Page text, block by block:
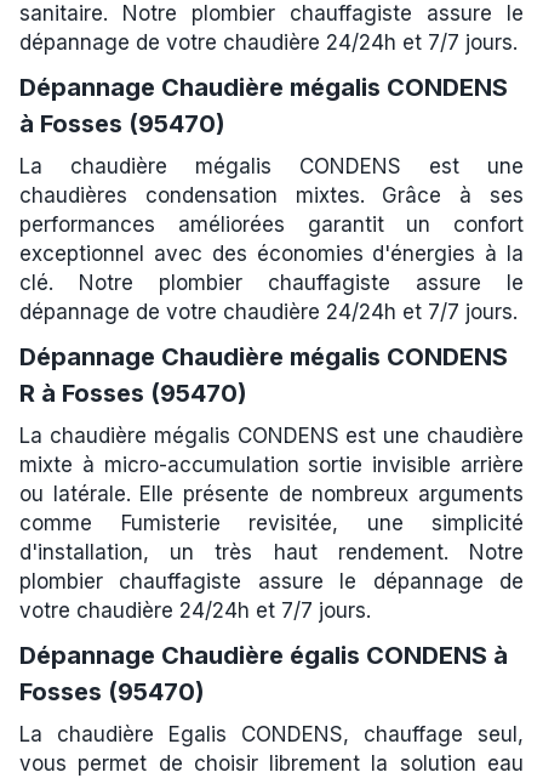
sanitaire. Notre plombier chauffagiste assure le
dépannage de votre chaudière 24/24h et 7/7 jours.
Dépannage Chaudière mégalis CONDENS
à Fosses (95470)
La chaudière mégalis CONDENS est une
chaudières condensation mixtes. Grâce à ses
performances améliorées garantit un confort
exceptionnel avec des économies d'énergies à la
clé. Notre plombier chauffagiste assure le
dépannage de votre chaudière 24/24h et 7/7 jours.
Dépannage Chaudière mégalis CONDENS
R à Fosses (95470)
La chaudière mégalis CONDENS est une chaudière
mixte à micro-accumulation sortie invisible arrière
ou latérale. Elle présente de nombreux arguments
comme Fumisterie revisitée, une simplicité
d'installation, un très haut rendement. Notre
plombier chauffagiste assure le dépannage de
votre chaudière 24/24h et 7/7 jours.
Dépannage Chaudière égalis CONDENS à
Fosses (95470)
La chaudière Egalis CONDENS, chauffage seul,
vous permet de choisir librement la solution eau